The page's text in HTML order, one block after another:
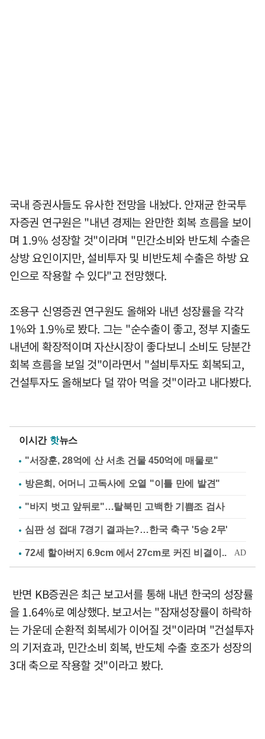
국내 증권사들도 유사한 전망을 내놨다. 안재균 한국투
자증권 연구원은 "내년 경제는 완만한 회복 흐름을 보이
며 1.9% 성장할 것"이라며 "민간소비와 반도체 수출은
상방 요인이지만, 설비투자 및 비반도체 수출은 하방 요
인으로 작용할 수 있다"고 전망했다.
조용구 신영증권 연구원도 올해와 내년 성장률을 각각
1%와 1.9%로 봤다. 그는 "순수출이 좋고, 정부 지출도
내년에 확장적이며 자산시장이 좋다보니 소비도 당분간
회복 흐름을 보일 것"이라면서 "설비투자도 회복되고,
건설투자도 올해보다 덜 깎아 먹을 것"이라고 내다봤다.
이시간 핫뉴스
"서장훈, 28억에 산 서초 건물 450억에 매물로"
방은희, 어머니 고독사에 오열 "이틀 만에 발견"
"바지 벗고 앞뒤로"…탈북민 고백한 기쁨조 검사
심판 성 접대 7경기 결과는?…한국 축구 '5승 2무'
반면 KB증권은 최근 보고서를 통해 내년 한국의 성장률
을 1.64%로 예상했다. 보고서는 "잠재성장률이 하락하
는 가운데 순환적 회복세가 이어질 것"이라며 "건설투자
의 기저효과, 민간소비 회복, 반도체 수출 호조가 성장의
3대 축으로 작용할 것"이라고 봤다.